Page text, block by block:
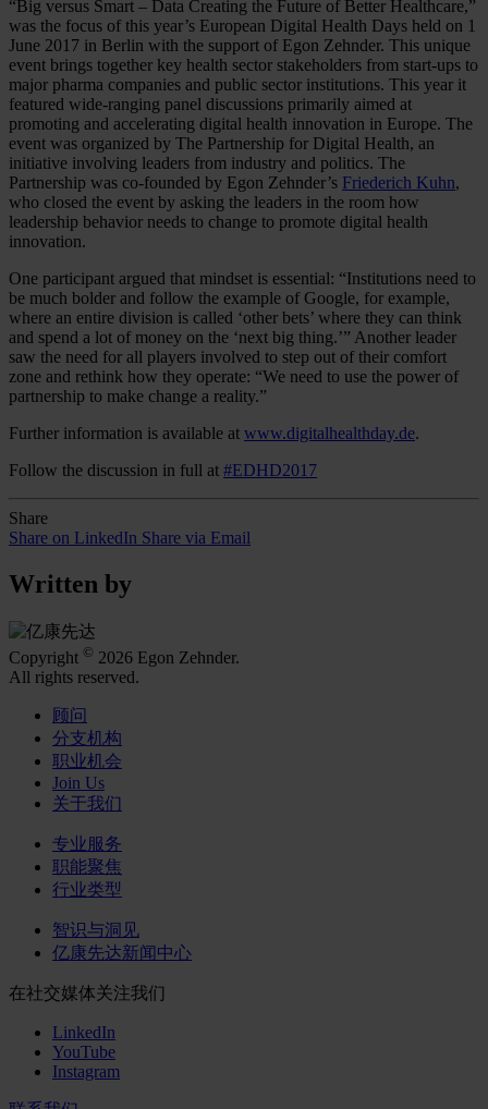
“Big versus Smart – Data Creating the Future of Better Healthcare,”
was the focus of this year’s European Digital Health Days held on 1
June 2017 in Berlin with the support of Egon Zehnder. This unique
event brings together key health sector stakeholders from start-ups to
major pharma companies and public sector institutions. This year it
featured wide-ranging panel discussions primarily aimed at
promoting and accelerating digital health innovation in Europe. The
event was organized by The Partnership for Digital Health, an
initiative involving leaders from industry and politics. The
Partnership was co-founded by Egon Zehnder’s Friederich Kuhn,
who closed the event by asking the leaders in the room how
leadership behavior needs to change to promote digital health
innovation.
One participant argued that mindset is essential: “Institutions need to
be much bolder and follow the example of Google, for example,
where an entire division is called ‘other bets’ where they can think
and spend a lot of money on the ‘next big thing.’” Another leader
saw the need for all players involved to step out of their comfort
zone and rethink how they operate: “We need to use the power of
partnership to make change a reality.”
Further information is available at www.digitalhealthday.de.
Follow the discussion in full at #EDHD2017
Share
Share on LinkedIn Share via Email
Written by
Copyright © 2026 Egon Zehnder.
All rights reserved.
顾问
分支机构
职业机会
Join Us
关于我们
专业服务
职能聚焦
行业类型
智识与洞见
亿康先达新闻中心
在社交媒体关注我们
LinkedIn
YouTube
Instagram